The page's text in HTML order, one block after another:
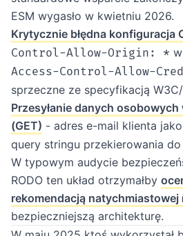
ESM wygasło w kwietniu 2026.
Krytycznie błędna konfiguracja
Control-Allow-Origin: *
Access-Control-Allow-
sprzeczne ze specyfikacją W3C/
Przesyłanie danych osobowych
(GET) - adres e-mail klienta jako
query stringu przekierowania
W typowym audycie
RODO ten układ otrzymałby
rekomendacją natychmiastowej
bezpieczniejszą architekturę.